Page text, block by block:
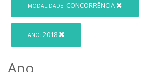
MODALIDADE: CONCORRÊNCIA
ANO: 2018
Ano